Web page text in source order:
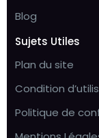
Blog
Sujets Utiles
Plan du site
Condition
Politique de